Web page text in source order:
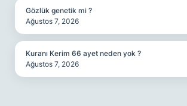
Gözlük genetik mi ?
Ağustos 7, 2026
Kuranı Kerim 66 ayet neden yok ?
Ağustos 7, 2026